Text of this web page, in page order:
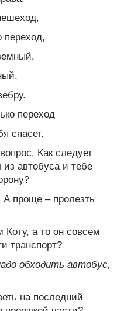
Как следует
автобуса и тебе
проще – пролезть
а то он совсем
транспорт?
обходить автобус,
на последний